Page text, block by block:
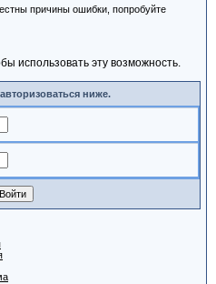
причины ошибки, попробуйте
использовать эту возможность.
ниже.